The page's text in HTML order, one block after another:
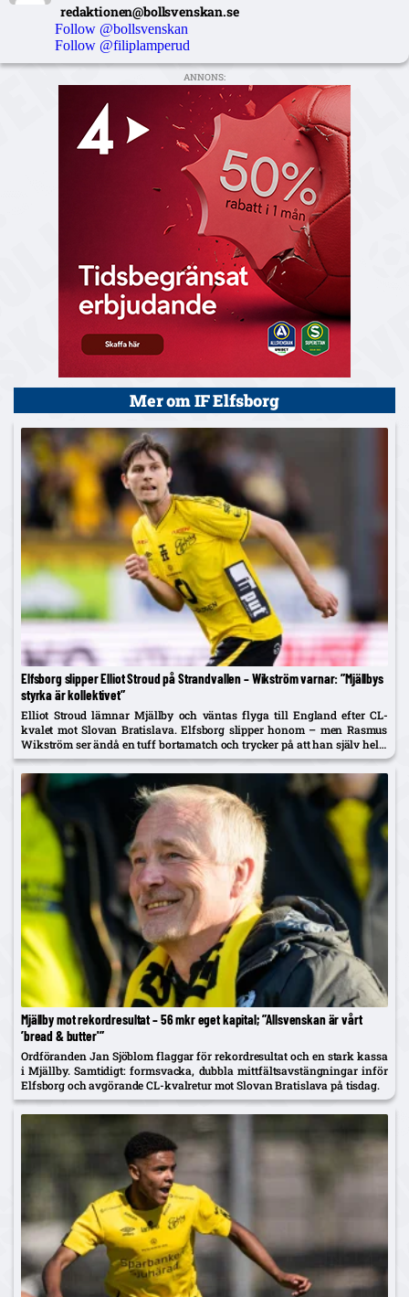
redaktionen@bollsvenskan.se
Follow @bollsvenskan
Follow @filiplamperud
ANNONS:
Mer om IF Elfsborg
Elfsborg slipper Elliot Stroud på Strandvallen – Wikström varnar: ”Mjällbys
styrka är kollektivet”
Elliot Stroud lämnar Mjällby och väntas flyga till England efter CL-
kvalet mot Slovan Bratislava. Elfsborg slipper honom – men Rasmus
Wikström ser ändå en tuff bortamatch och trycker på att han själv helst
spelar mittback.
Mjällby mot rekordresultat – 56 mkr eget kapital; ”Allsvenskan är vårt
’bread & butter'”
Ordföranden Jan Sjöblom flaggar för rekordresultat och en stark kassa
i Mjällby. Samtidigt: formsvacka, dubbla mittfältsavstängningar inför
Elfsborg och avgörande CL-kvalretur mot Slovan Bratislava på tisdag.